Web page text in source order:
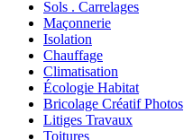
Sols . Carrelages
Maçonnerie
Isolation
Chauffage
Climatisation
Écologie Habitat
Bricolage Créatif Photos
Litiges Travaux
Toitures